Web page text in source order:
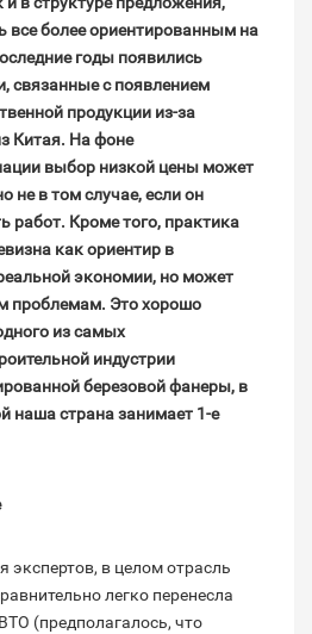
все более ориентированным на
годы появились
связанные с появлением
продукции из-за
Китая. На фоне
выбор низкой цены может
не в том случае, если он
работ. Кроме того, практика
как ориентир в
экономии, но может
проблемам. Это хорошо
из самых
индустрии
березовой фанеры, в
наша страна занимает 1-е
экспертов, в целом отрасль
легко перенесла
(предполагалось, что